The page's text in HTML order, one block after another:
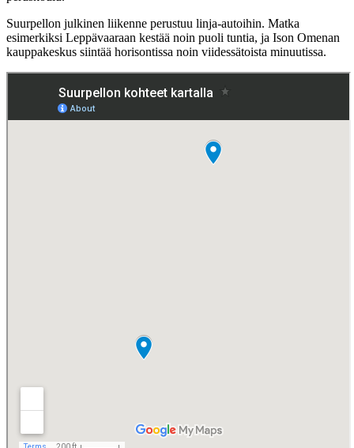
Suurpellon julkinen liikenne perustuu linja-autoihin. Matka
esimerkiksi Leppävaaraan kestää noin puoli tuntia, ja Ison Omenan
kauppakeskus siintää horisontissa noin viidessätoista minuutissa.